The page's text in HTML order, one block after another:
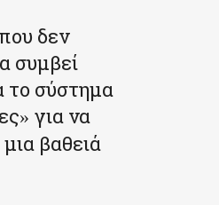
δεν
συμβεί
το σύστημα
» για να
βαθειά